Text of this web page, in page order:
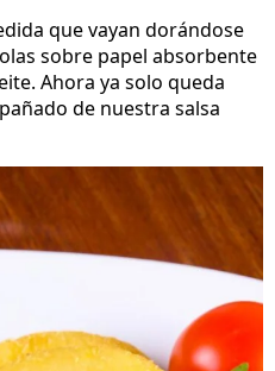
que vayan dorándose
sobre papel absorbente
Ahora ya solo queda
de nuestra salsa